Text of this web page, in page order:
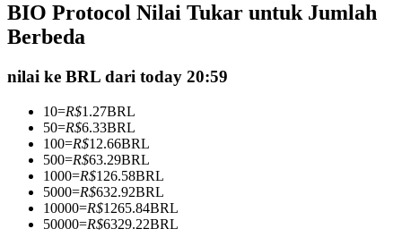
Menjadi Pedagang Salinan
Nikmati pembagian keuntungan dan komisi copy trading
BIO Protocol Nilai Tukar untuk Jumlah
Berbeda
nilai ke BRL dari today 20:59
10=R$1.27BRL
50=R$6.33BRL
100=R$12.66BRL
500=R$63.29BRL
1000=R$126.58BRL
5000=R$632.92BRL
10000=R$1265.84BRL
50000=R$6329.22BRL